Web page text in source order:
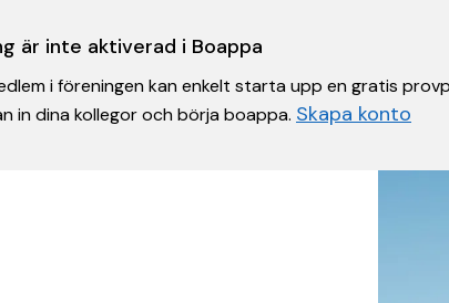
är inte aktiverad i Boappa
i föreningen kan enkelt starta upp en gratis
in dina kollegor och börja boappa. Skapa konto